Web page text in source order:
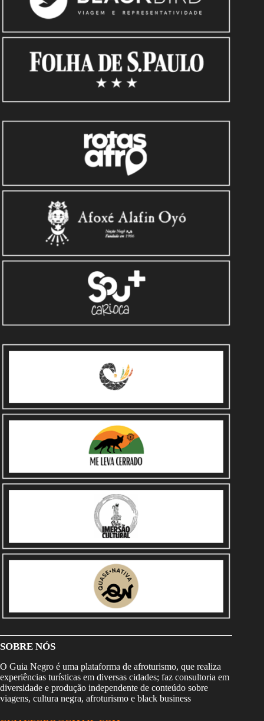
SOBRE NÓS
O Guia Negro é uma plataforma de afroturismo, que realiza
experiências turísticas em diversas cidades; faz consultoria em
diversidade e produção independente de conteúdo sobre
viagens, cultura negra, afroturismo e black business